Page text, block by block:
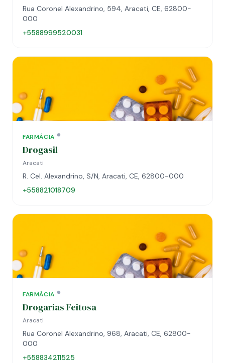
Rua Coronel Alexandrino, 594, Aracati, CE, 62800-
000
+5588999520031
FARMÁCIA
Drogasil
Aracati
R. Cel. Alexandrino, S/N, Aracati, CE, 62800-000
+558821018709
FARMÁCIA
Drogarias Feitosa
Aracati
Rua Coronel Alexandrino, 968, Aracati, CE, 62800-
000
+558834211525